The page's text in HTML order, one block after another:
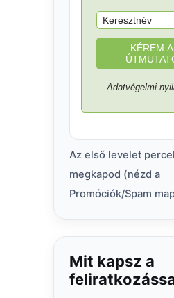
KÉREM
Adatvégelmi
Az első levelet
megkapod (nézd a
Promóciók/Spam
Mit kapsz a